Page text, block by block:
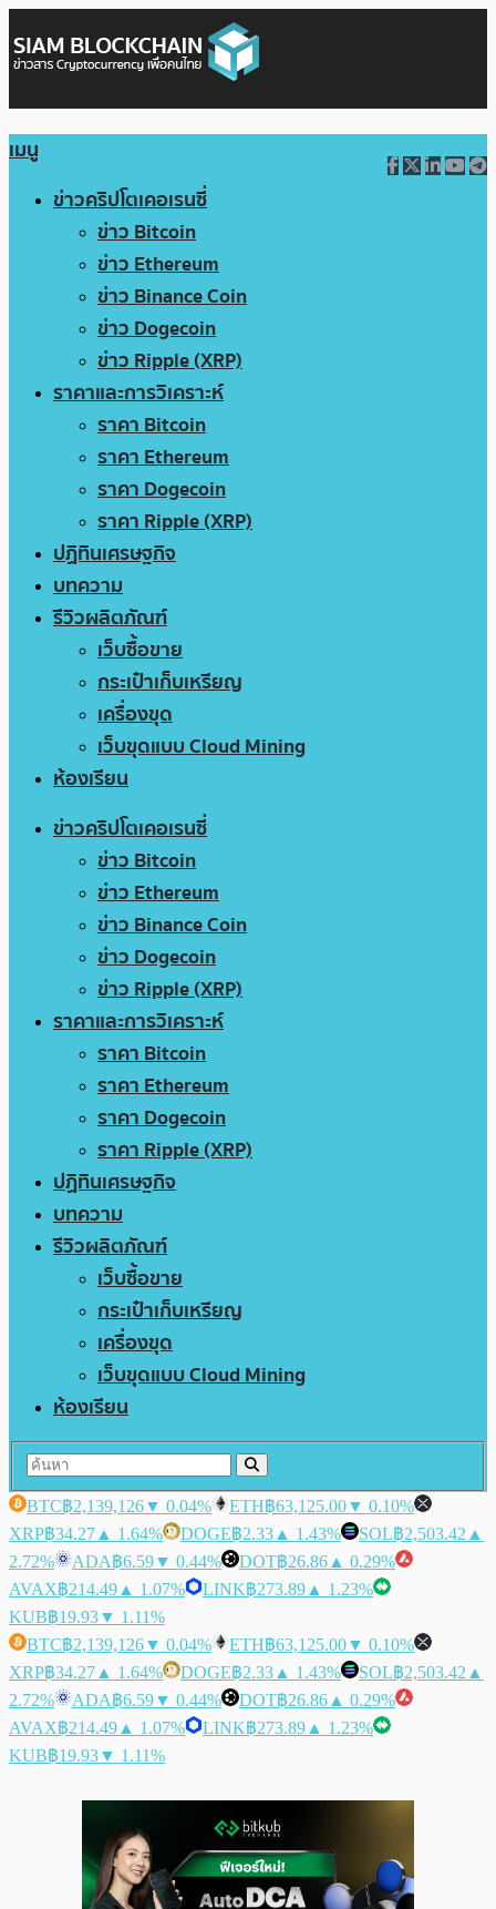
เมนู
ข่าวคริปโตเคอเรนซี่
ข่าว Bitcoin
ข่าว Ethereum
ข่าว Binance Coin
ข่าว Dogecoin
ข่าว Ripple (XRP)
ราคาและการวิเคราะห์
ราคา Bitcoin
ราคา Ethereum
ราคา Dogecoin
ราคา Ripple (XRP)
ปฏิทินเศรษฐกิจ
บทความ
รีวิวผลิตภัณฑ์
เว็บซื้อขาย
กระเป๋าเก็บเหรียญ
เครื่องขุด
เว็บขุดแบบ Cloud Mining
ห้องเรียน
ข่าวคริปโตเคอเรนซี่
ข่าว Bitcoin
ข่าว Ethereum
ข่าว Binance Coin
ข่าว Dogecoin
ข่าว Ripple (XRP)
ราคาและการวิเคราะห์
ราคา Bitcoin
ราคา Ethereum
ราคา Dogecoin
ราคา Ripple (XRP)
ปฏิทินเศรษฐกิจ
บทความ
รีวิวผลิตภัณฑ์
เว็บซื้อขาย
กระเป๋าเก็บเหรียญ
เครื่องขุด
เว็บขุดแบบ Cloud Mining
ห้องเรียน
BTC฿2,139,126▼ 0.04% ETH฿63,125.00▼ 0.10%
XRP฿34.27 ▲ 1.64% DOGE฿2.33 ▲ 1.43% SOL฿2,503.42 ▲
2.72%
ADA฿6.59▼ 0.44% DOT฿26.86 ▲ 0.29%
AVAX฿214.49 ▲ 1.07% LINK฿273.89 ▲ 1.23%
KUB฿19.93▼ 1.11%
BTC฿2,139,126▼ 0.04% ETH฿63,125.00▼ 0.10%
XRP฿34.27 ▲ 1.64% DOGE฿2.33 ▲ 1.43% SOL฿2,503.42 ▲
2.72%
ADA฿6.59▼ 0.44% DOT฿26.86 ▲ 0.29%
AVAX฿214.49 ▲ 1.07% LINK฿273.89 ▲ 1.23%
KUB฿19.93▼ 1.11%